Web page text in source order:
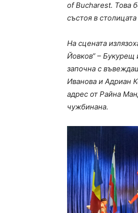
of Bucharest. Това
състоя в
На сцената
Йовков“ – Букурещ
започна с
Иванова и Адриан
адрес от Райна
чужбинана.